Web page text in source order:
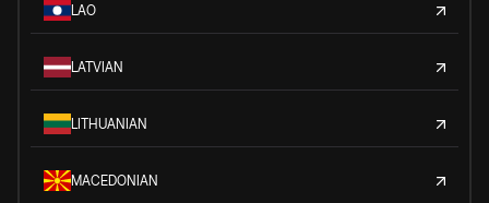
LAO
LATVIAN
LITHUANIAN
MACEDONIAN